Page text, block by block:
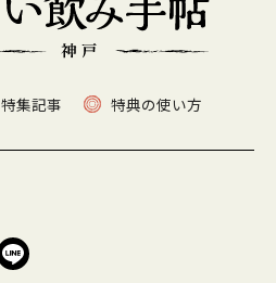
特集記事 特典の使い方